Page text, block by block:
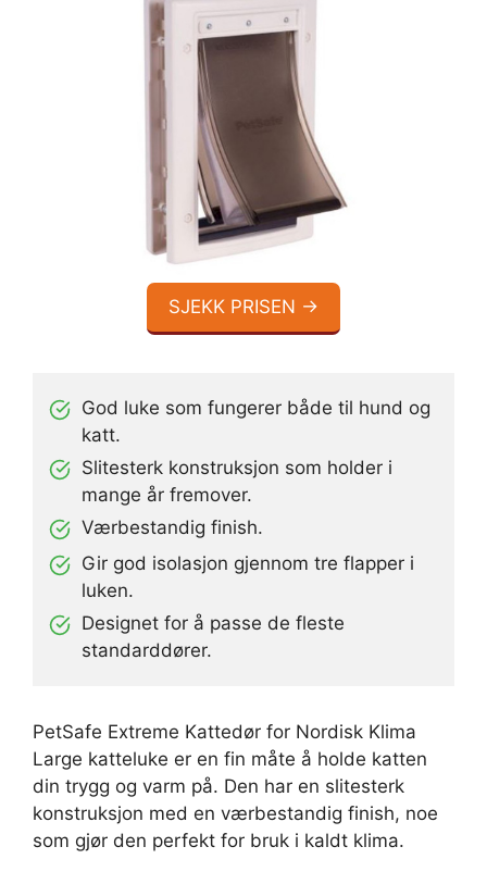
SJEKK PRISEN →
God luke som fungerer både til hund og
katt.
Slitesterk konstruksjon som holder i
mange år fremover.
Værbestandig finish.
Gir god isolasjon gjennom tre flapper i
luken.
Designet for å passe de fleste
standarddører.
PetSafe Extreme Kattedør for Nordisk Klima
Large katteluke er en fin måte å holde katten
din trygg og varm på. Den har en slitesterk
konstruksjon med en værbestandig finish, noe
som gjør den perfekt for bruk i kaldt klima.